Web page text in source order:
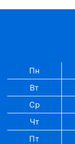
Пн
Вт
Ср
Чт
Пт